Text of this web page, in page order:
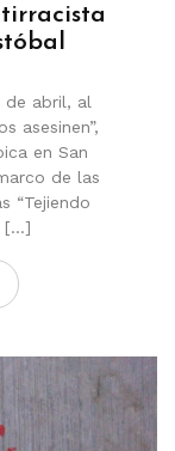
de abril, al
asesinen”,
en San
de las
“Tejiendo
[…]